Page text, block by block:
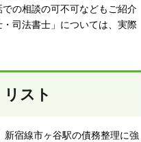
の相談の可不可などもご紹介
司法書士」については、実際
スト
新宿線市ヶ谷駅の債務整理に強